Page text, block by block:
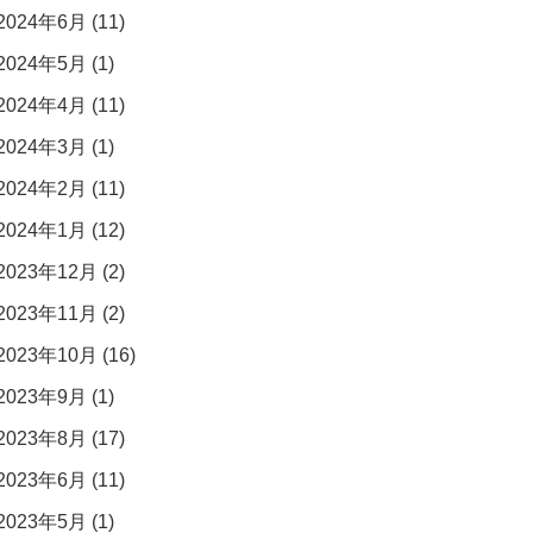
年6月 (11)
年5月 (1)
年4月 (11)
年3月 (1)
年2月 (11)
年1月 (12)
年12月 (2)
年11月 (2)
年10月 (16)
年9月 (1)
年8月 (17)
年6月 (11)
年5月 (1)